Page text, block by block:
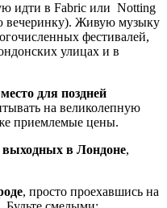
идти в Fabric или Notting
вечеринку). Живую музыку
фестивалей,
улицах и в
для поздней
на великолепную
приемлемые цены.
выходных в Лондоне,
, просто проехавшись на